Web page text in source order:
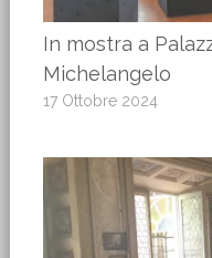
In mostra a
Michelangelo
17 Ottobre 2024